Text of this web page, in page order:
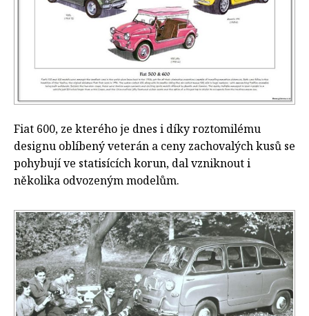
Fiat 600, ze kterého je dnes i díky roztomilému
designu oblíbený veterán a ceny zachovalých kusů se
pohybují ve statisících korun, dal vzniknout i
několika odvozeným modelům.